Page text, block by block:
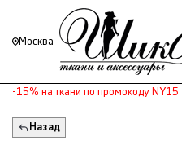
Москва
-15% на ткани по промокоду NY15
Назад